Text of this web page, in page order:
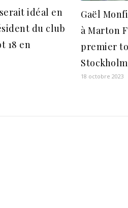
idéal en
du club
18 en
Gaël
à Marton
premier
18 octobre 2023